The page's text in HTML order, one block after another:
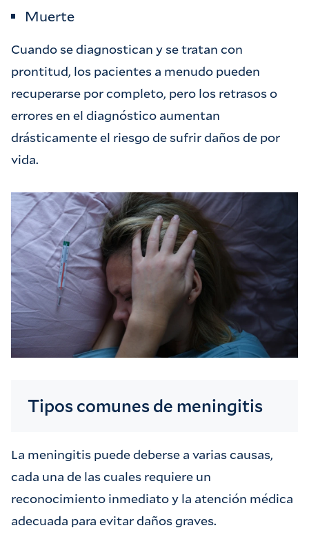
Muerte
Cuando se diagnostican y se tratan con
prontitud, los pacientes a menudo pueden
recuperarse por completo, pero los retrasos o
errores en el diagnóstico aumentan
drásticamente el riesgo de sufrir daños de por
vida.
Tipos comunes de meningitis
La meningitis puede deberse a varias causas,
cada una de las cuales requiere un
reconocimiento inmediato y la atención médica
adecuada para evitar daños graves.